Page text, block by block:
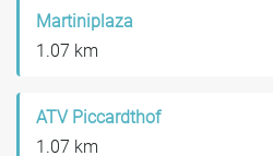
Martiniplaza
1.07 km
ATV Piccardthof
1.07 km